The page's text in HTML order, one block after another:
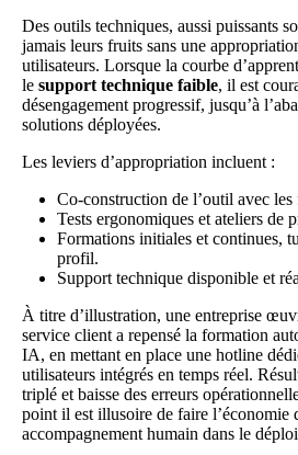
Des outils techniques, aussi puissants
jamais leurs fruits sans une
utilisateurs. Lorsque la courbe
le support technique faible, il est
désengagement progressif, jusqu’à
solutions déployées.
Les leviers d’appropriation incluent :
Co-construction de l’outil avec les
Tests ergonomiques et ateliers de
Formations initiales et continues,
profil.
Support technique disponible et
À titre d’illustration, une entreprise
service client a repensé la formation
IA, en mettant en place une hotline
utilisateurs intégrés en temps réel.
triplé et baisse des erreurs
point il est illusoire de faire l’économie
accompagnement humain dans le